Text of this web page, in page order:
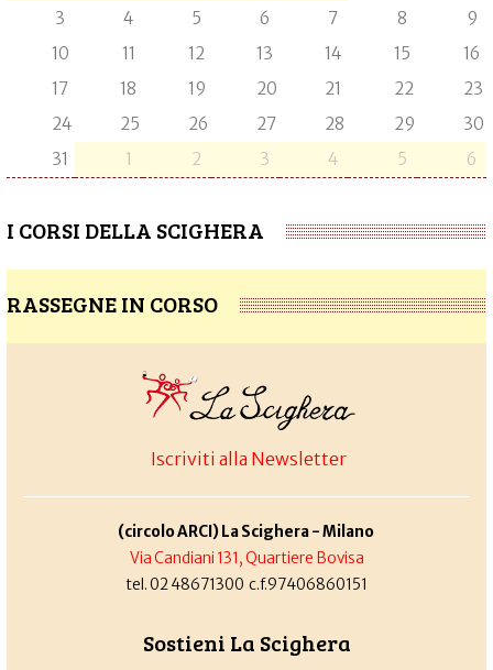
3
4 5 6 7 8
9
10
11 12 13 14 15
16
17
18 19 20 21 22
23
24
25 26 27 28 29
30
31
1 2 3 4 5 6
I CORSI DELLA SCIGHERA
RASSEGNE IN CORSO
Iscriviti alla Newsletter
(circolo ARCI) La Scighera - Milano
Via Candiani 131, Quartiere Bovisa
tel. 02 48671300 c.f.97406860151
Sostieni La Scighera